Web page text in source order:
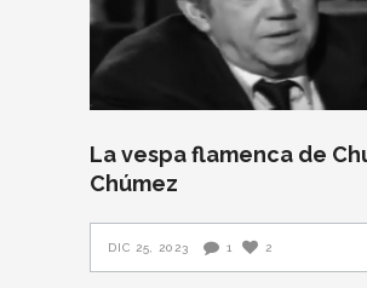
La vespa flamenca de
Chúmez
DIC 25, 2023 1 2